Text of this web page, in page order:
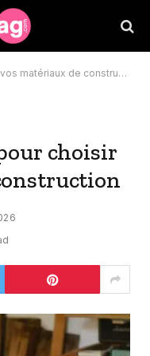
matériaux de construction
choisir